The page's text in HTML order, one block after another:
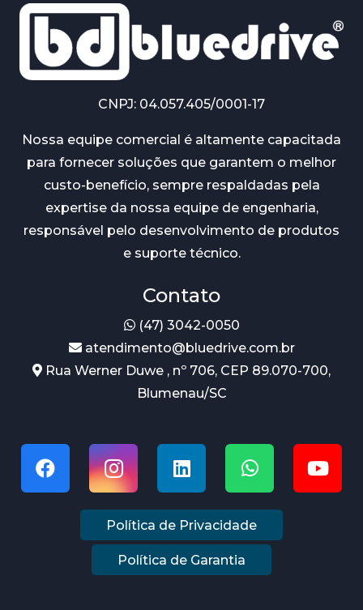
CNPJ: 04.057.405/0001-17
Nossa equipe comercial é altamente capacitada
para fornecer soluções que garantem o melhor
custo-benefício, sempre respaldadas pela
expertise da nossa equipe de engenharia,
responsável pelo desenvolvimento de produtos
e suporte técnico.
Contato
(47) 3042-0050
atendimento@bluedrive.com.br
Rua Werner Duwe , nº 706, CEP 89.070-700,
Blumenau/SC
Política de Privacidade
Política de Garantia